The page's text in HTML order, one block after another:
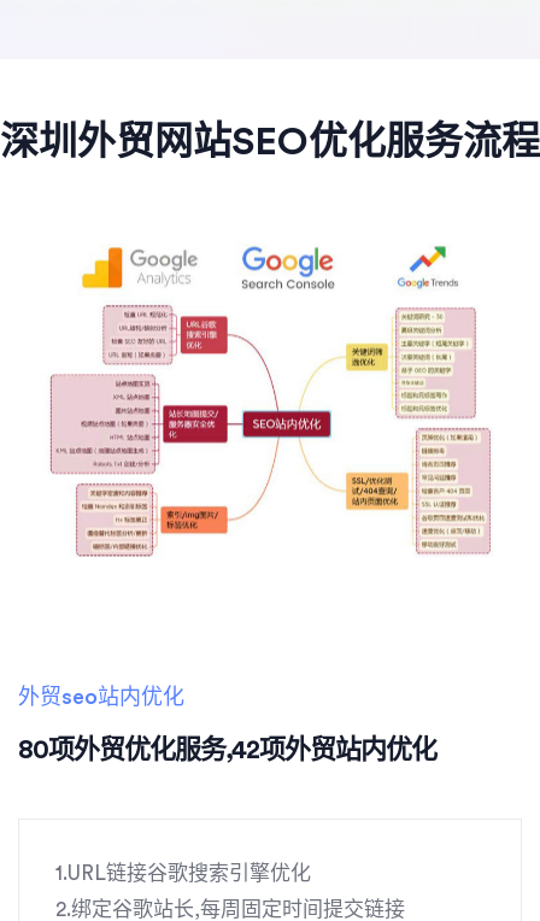
深圳外贸网站SEO优化服务流程
外贸seo站内优化
80项外贸优化服务,42项外贸站内优化
1.URL链接谷歌搜索引擎优化
2.绑定谷歌站长,每周固定时间提交链接